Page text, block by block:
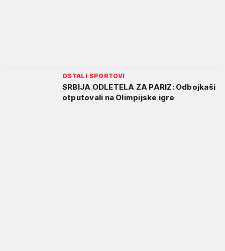
OSTALI SPORTOVI
SRBIJA ODLETELA ZA PARIZ: Odbojkaši
otputovali na Olimpijske igre